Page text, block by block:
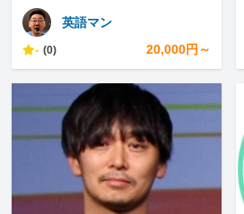
英語マン
- (0) 20,000円～